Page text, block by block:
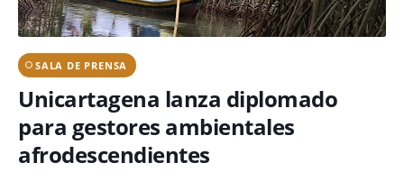
SALA DE PRENSA
Unicartagena lanza diplomado
para gestores ambientales
afrodescendientes